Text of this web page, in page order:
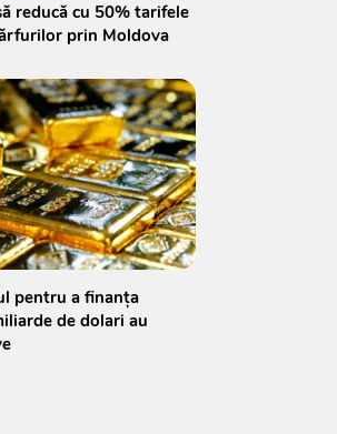
reducă cu 50% tarifele
prin Moldova
pentru a finanța
de dolari au